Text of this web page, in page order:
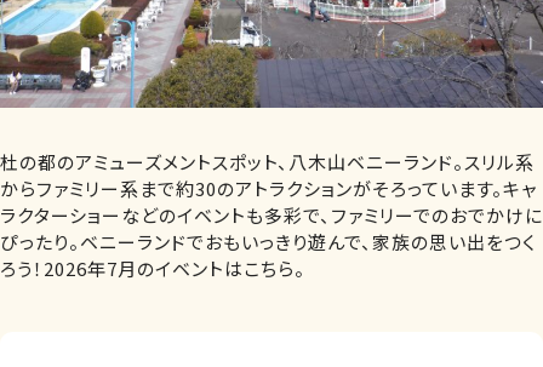
杜の都のアミューズメントスポット、八木山ベニーランド。スリル系
からファミリー系まで約30のアトラクションがそろっています。キャ
ラクターショーなどのイベントも多彩で、ファミリーでのおでかけに
ぴったり。ベニーランドでおもいっきり遊んで、家族の思い出をつく
ろう！2026年7月のイベントはこちら。